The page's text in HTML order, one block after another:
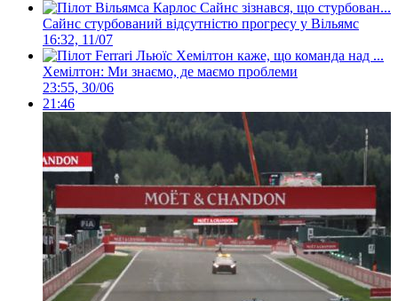
Сайнс стурбований відсутністю прогресу у Вільямс
16:32, 11/07
Хемілтон: Ми знаємо, де маємо проблеми
23:55, 30/06
21:46